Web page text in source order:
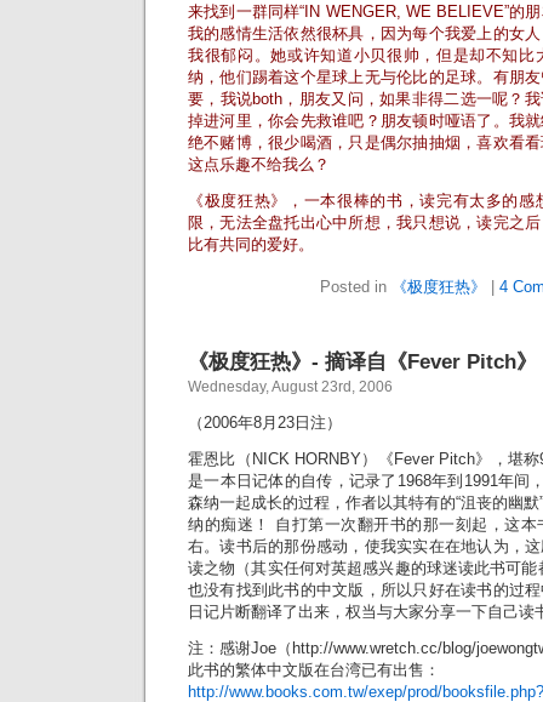
来找到一群同样“IN WENGER, WE BELIEVE”的
我的感情生活依然很杯具，因为每个我爱上的女
我很郁闷。她或许知道小贝很帅，但是却不知比
纳，他们踢着这个星球上无与伦比的足球。有朋
要，我说both，朋友又问，如果非得二选一呢？
掉进河里，你会先救谁吧？朋友顿时哑语了。我
绝不赌博，很少喝酒，只是偶尔抽抽烟，喜欢看
这点乐趣不给我么？
《极度狂热》，一本很棒的书，读完有太多的
限，无法全盘托出心中所想，我只想说，读完之
比有共同的爱好。
Posted in 《极度狂热》 | 4
《极度狂热》- 摘译自《Fever Pitch》
Wednesday, August 23rd, 2006
（2006年8月23日注）
霍恩比（NICK HORNBY）《Fever Pitch》，堪
是一本日记体的自传，记录了1968年到1991年间
森纳一起成长的过程，作者以其特有的“沮丧的幽
纳的痴迷！ 自打第一次翻开书的那一刻起，这
右。读书后的那份感动，使我实实在在地认为，
读之物（其实任何对英超感兴趣的球迷读此书可
也没有找到此书的中文版，所以只好在读书的过
日记片断翻译了出来，权当与大家分享一下自己读
注：感谢Joe（http://www.wretch.cc/blog/
此书的繁体中文版在台湾已有出售：
http://www.books.com.tw/exep/prod/